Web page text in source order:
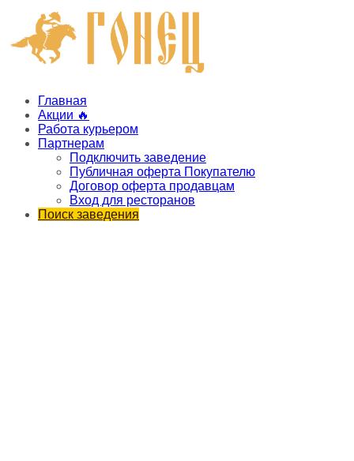
Главная
Акции 🔥
Работа курьером
Партнерам
Подключить заведение
Публичная оферта Покупателю
Договор оферта продавцам
Вход для ресторанов
Поиск заведения